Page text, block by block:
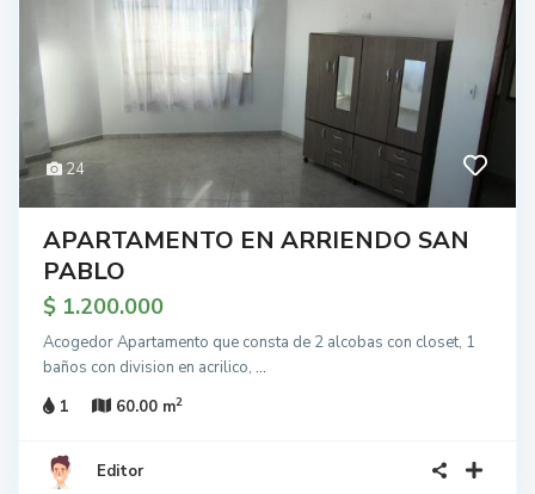
24
APARTAMENTO EN ARRIENDO SAN
PABLO
$ 1.200.000
Acogedor Apartamento que consta de 2 alcobas con closet, 1
baños con division en acrilico, ...
1
60.00 m2
Editor